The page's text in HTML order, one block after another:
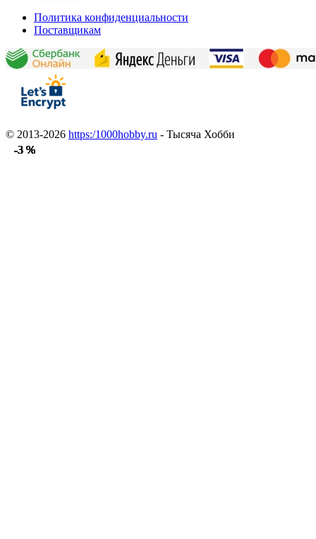
-3 %
-3 %
-3 %
-3 %
-3 %
-3 %
-3 %
-3 %
-3 %
-3 %
-3 %
-3 %
Политика конфиденциальности
Поставщикам
© 2013-2026 https:/1000hobby.ru - Тысяча Хобби